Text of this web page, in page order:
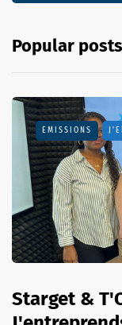
Popular posts
EMISSIONS
Starget &